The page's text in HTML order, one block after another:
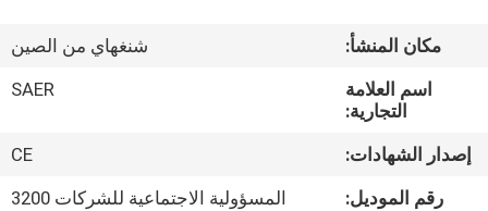
أشرطة
فيديو
حول
مكان المنشأ:
شنغهاي من الصين
اسم العلامة
التجارية:
SAER
إصدار الشهادات:
CE
رقم الموديل:
المسؤولية الاجتماعية للشركات 3200